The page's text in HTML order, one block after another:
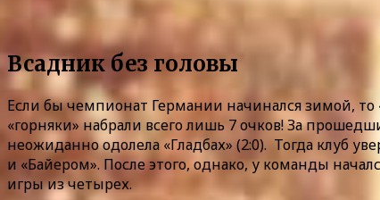
Всадник без головы
Если бы чемпионат Германии начинался зимой, то
«горняки» набрали всего лишь 7 очков! За
неожиданно одолела «Гладбах» (2:0). Тогда клуб
и «Байером». После этого, однако, у команды
игры из четырех.